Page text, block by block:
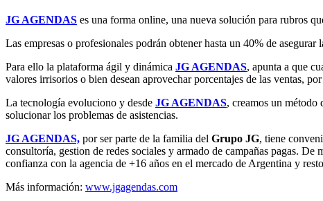
JG AGENDAS es una forma online, una nueva solución para rubros
Las empresas o profesionales podrán obtener hasta un 40% de asegurar
Para ello la plataforma ágil y dinámica JG AGENDAS, apunta a que
valores irrisorios o bien desean aprovechar porcentajes de las ventas,
La tecnología evoluciono y desde JG AGENDAS, creamos un método
solucionar los problemas de asistencias.
JG AGENDAS, por ser parte de la familia del Grupo JG, tiene
consultoría, gestion de redes sociales y armado de campañas pagas.
confianza con la agencia de +16 años en el mercado de Argentina y
Más información: www.jgagendas.com